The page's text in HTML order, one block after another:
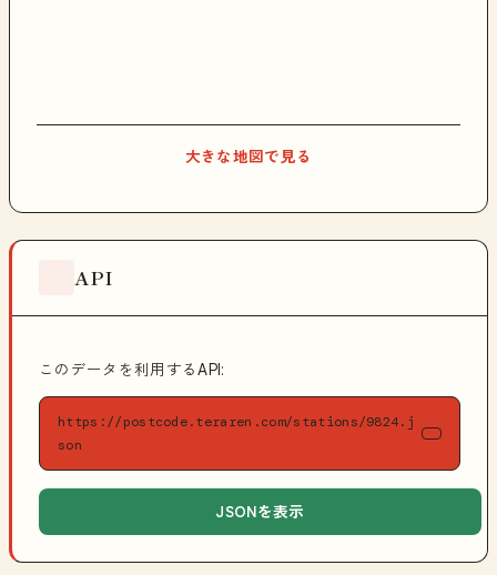
大きな地図で見る
API
このデータを利用するAPI:
https://postcode.teraren.com/stations/9824.j
son
JSONを表示